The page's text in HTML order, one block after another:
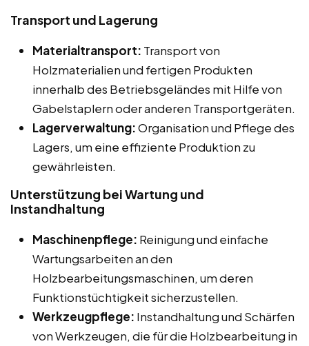
Transport und Lagerung
Materialtransport: Transport von
Holzmaterialien und fertigen Produkten
innerhalb des Betriebsgeländes mit Hilfe von
Gabelstaplern oder anderen Transportgeräten.
Lagerverwaltung:Organisation und Pflege des
Lagers, um eine effiziente Produktion zu
gewährleisten.
Unterstützung bei Wartung und
Instandhaltung
Maschinenpflege: Reinigung und einfache
Wartungsarbeiten an den
Holzbearbeitungsmaschinen, um deren
Funktionstüchtigkeit sicherzustellen.
Werkzeugpflege: Instandhaltung und Schärfen
von Werkzeugen, die für die Holzbearbeitung in